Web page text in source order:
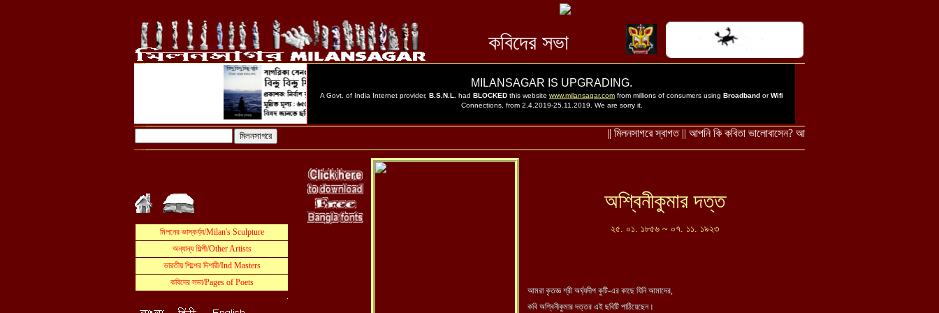
অশ্বিনীকুমার দত্ত
২৫. ০১. ১৮৫৬ ~ ০৭. ১১. ১৯২৩
আমরা কৃতজ্ঞ শ্রী অর্ঘ্যদীপ কুটি-এর কাছে যিনি আমাদের,
কবি অশ্বিনীকুমার দত্তর এই ছবিটি পাঠিয়েছেন।